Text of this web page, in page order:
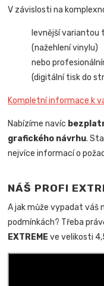
V závislosti na
levnější variantou
(nažehlení vinylu)
nebo
(digitální tisk do
Kompletní informace k
Nabízíme navíc
grafického návrhu.
nejvíce informací o
NÁŠ PROFI
A jak může vypadat váš
podmínkách? Třeba
EXTREME ve velikosti